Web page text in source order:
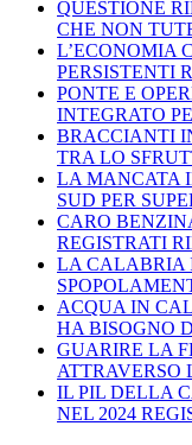
QUESTIONE
CHE NON
L’ECONOMIA
PERSISTENTI
PONTE E
INTEGRATO
BRACCIANTI
TRA LO
LA MANCATA
SUD PER
CARO
REGISTRATI
LA CALABRIA
ACQUA IN
HA BISOGNO
GUARIRE LA
IL PIL DELLA
NEL 2024